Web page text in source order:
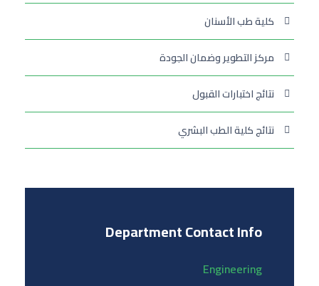
كلية طب الأسنان
مركز التطوير وضمان الجودة
نتائج اختبارات القبول
نتائج كلية الطب البشري
Department Contact Info
Engineering